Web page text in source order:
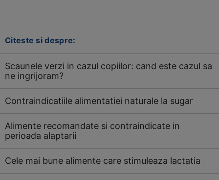
Citeste si despre:
Scaunele verzi in cazul copiilor: cand este cazul sa
ne ingrijoram?
Contraindicatiile alimentatiei naturale la sugar
Alimente recomandate si contraindicate in
perioada alaptarii
Cele mai bune alimente care stimuleaza lactatia